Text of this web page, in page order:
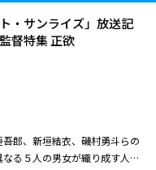
っと作りかけのラブソン
に扮した。２人が醸す温かな
石萌音が演じ、こちらも好演
教師役で安田顕が共演。秦基
」も物語の余韻を深めてい
ト・サンライズ」放送記
督特集 正欲
郎、新垣結衣、磯村勇斗らの
る５人の男女が織り成す人間